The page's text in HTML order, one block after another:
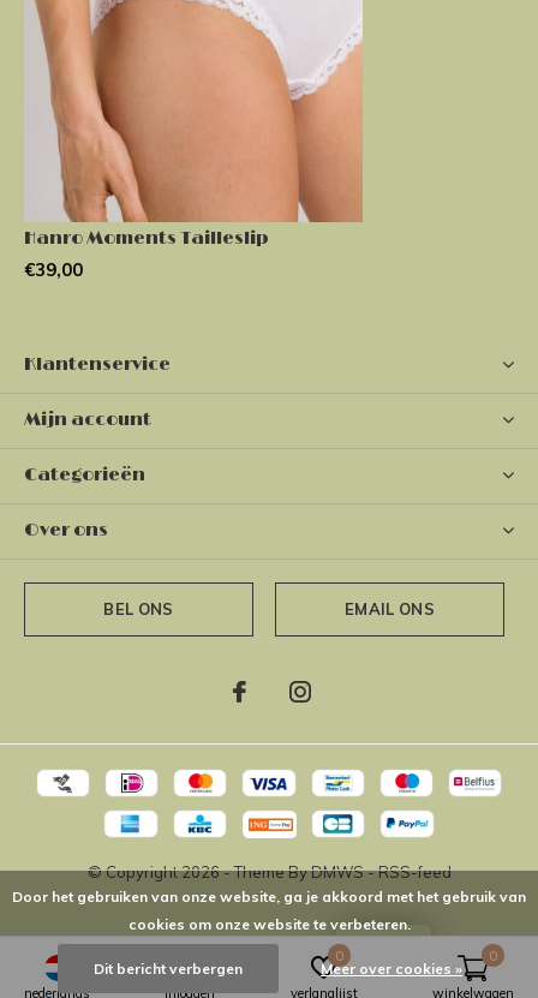
Hanro Moments Tailleslip
€39,00
Klantenservice
Mijn account
Categorieën
Over ons
BEL ONS EMAIL ONS
© Copyright2026- Theme ByDMWS-RSS-feed
nederlands inloggen verlanglijst
0
winkelwagen
0
Door het gebruiken van onze website, ga je akkoord met het gebruik van
cookies om onze website te verbeteren.
Dit bericht verbergen Meer over cookies »
LOYALTY